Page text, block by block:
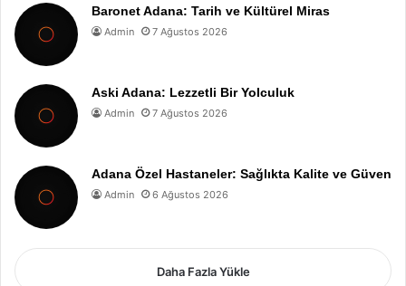
Baronet Adana: Tarih ve Kültürel Miras
Admin 7 Ağustos 2026
Aski Adana: Lezzetli Bir Yolculuk
Admin 7 Ağustos 2026
Adana Özel Hastaneler: Sağlıkta Kalite ve Güven
Admin 6 Ağustos 2026
Daha Fazla Yükle